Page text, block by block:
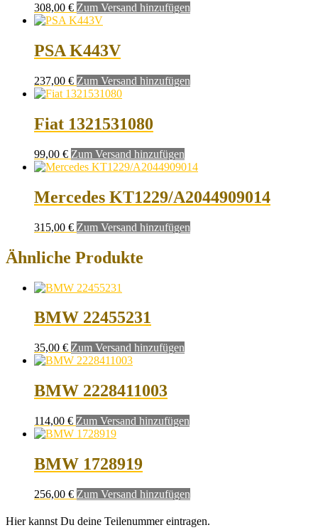
308,00 € Zum Versand hinzufügen
PSA K443V
237,00 € Zum Versand hinzufügen
Fiat 1321531080
99,00 € Zum Versand hinzufügen
Mercedes KT1229/A2044909014
315,00 € Zum Versand hinzufügen
Ähnliche Produkte
BMW 22455231
35,00 € Zum Versand hinzufügen
BMW 2228411003
114,00 € Zum Versand hinzufügen
BMW 1728919
256,00 € Zum Versand hinzufügen
Hier kannst Du deine Teilenummer eintragen.